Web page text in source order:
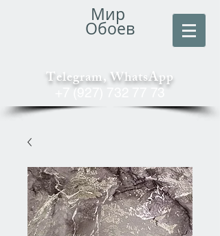
Мир
Обоев
Telegram, WhatsApp
+7 (927) 732 77 73